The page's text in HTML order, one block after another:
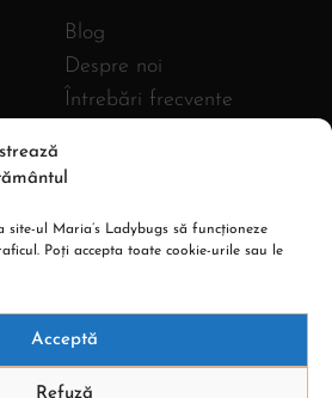
site-ul Maria’s Ladybugs să funcționeze
Poți accepta toate cookie-urile sau le
Acceptă
Refuză
Blog
Despre noi
Întrebări frecvente
CIF: 43380582
Adresa: Str. Burebista, Nr.67,
Piatra Neamt